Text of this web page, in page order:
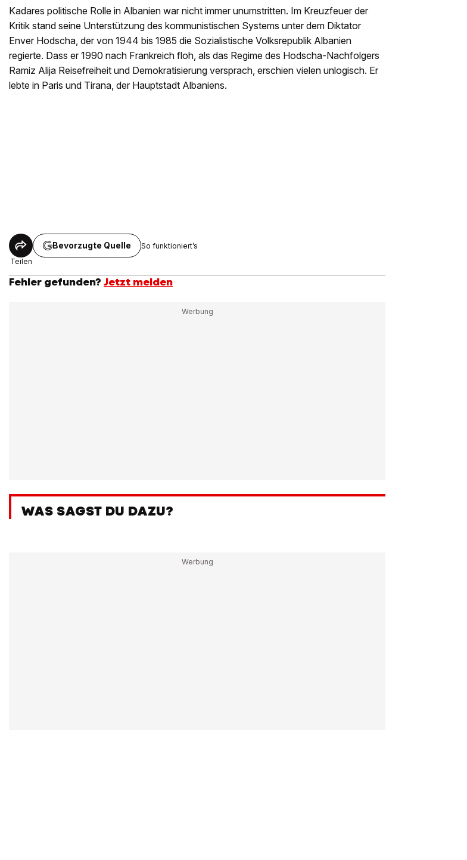
Kadares politische Rolle in Albanien war nicht immer unumstritten. Im Kreuzfeuer der
Kritik stand seine Unterstützung des kommunistischen Systems unter dem Diktator
Enver Hodscha, der von 1944 bis 1985 die Sozialistische Volksrepublik Albanien
regierte. Dass er 1990 nach Frankreich floh, als das Regime des Hodscha-Nachfolgers
Ramiz Alija Reisefreiheit und Demokratisierung versprach, erschien vielen unlogisch. Er
lebte in Paris und Tirana, der Hauptstadt Albaniens.
Teilen
Bevorzugte Quelle So funktioniert’s
Fehler gefunden? Jetzt melden
WAS SAGST DU DAZU?